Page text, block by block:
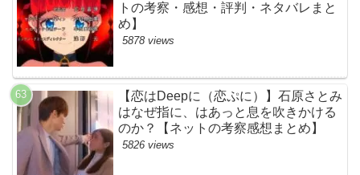
トの考察・感想・評判・ネタバレまと
め】
5878 views
【恋はDeepに（恋ぷに）】石原さとみ
はなぜ指に、はあっと息を吹きかける
のか？【ネットの考察感想まとめ】
5826 views